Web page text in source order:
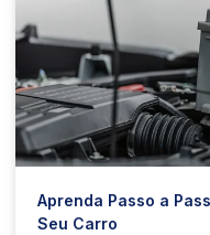
Aprenda Passo a
Seu Carro